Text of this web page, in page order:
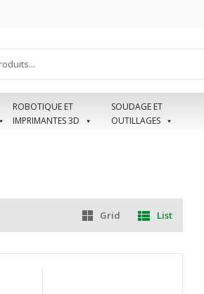
ROBOTIQUE ET
IMPRIMANTES 3D
SOUDAGE ET
OUTILLAGES
Grid List